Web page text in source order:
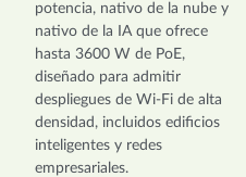
potencia, nativo de la nube y
nativo de la IA que ofrece
hasta 3600 W de PoE,
diseñado para admitir
despliegues de Wi-Fi de alta
densidad, incluidos edificios
inteligentes y redes
empresariales.